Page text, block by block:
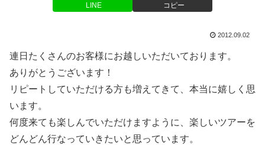
LINE コピー
2012.09.02
連日たくさんのお客様にお越しいただいております。
ありがとうございます！
リピートしていただける方も増えてきて、本当に嬉しく思
います。
何度来ても楽しんでいただけますように、楽しいツアーを
どんどん行なっていきたいと思っています。